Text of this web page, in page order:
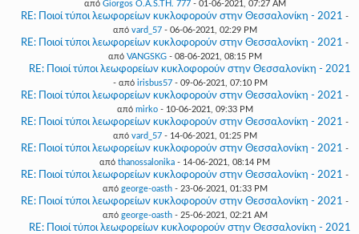
από Giorgos O.A.S.TH. 777- 01-06-2021, 07:27 AM
RE: Ποιοί τύποι λεωφορείων κυκλοφορούν στην Θεσσαλονίκη - 2021 -
από vard_57- 06-06-2021, 02:29 PM
RE: Ποιοί τύποι λεωφορείων κυκλοφορούν στην Θεσσαλονίκη - 2021 -
από VANGSKG- 08-06-2021, 08:15 PM
RE: Ποιοί τύποι λεωφορείων κυκλοφορούν στην Θεσσαλονίκη - 2021
- από irisbus57- 09-06-2021, 07:10 PM
RE: Ποιοί τύποι λεωφορείων κυκλοφορούν στην Θεσσαλονίκη - 2021 -
από mirko- 10-06-2021, 09:33 PM
RE: Ποιοί τύποι λεωφορείων κυκλοφορούν στην Θεσσαλονίκη - 2021 -
από vard_57- 14-06-2021, 01:25 PM
RE: Ποιοί τύποι λεωφορείων κυκλοφορούν στην Θεσσαλονίκη - 2021 -
από thanossalonika - 14-06-2021, 08:14 PM
RE: Ποιοί τύποι λεωφορείων κυκλοφορούν στην Θεσσαλονίκη - 2021 -
από george-oasth- 23-06-2021, 01:33 PM
RE: Ποιοί τύποι λεωφορείων κυκλοφορούν στην Θεσσαλονίκη - 2021 -
από george-oasth- 25-06-2021, 02:21 AM
RE: Ποιοί τύποι λεωφορείων κυκλοφορούν στην Θεσσαλονίκη - 2021